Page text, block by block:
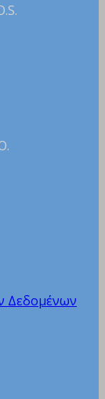
Δεδομένων